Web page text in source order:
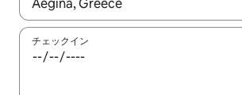
チェックイン